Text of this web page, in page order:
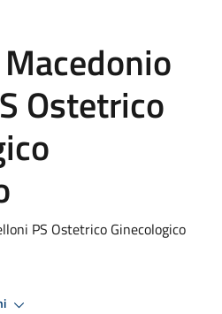
Ostetrico
PS Ostetrico Ginecologico